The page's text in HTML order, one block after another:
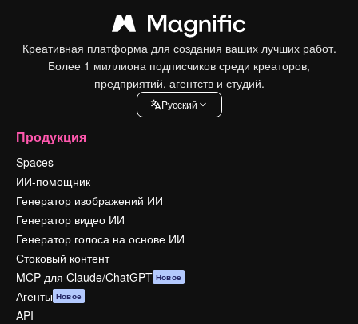
Креативная платформа для создания ваших лучших работ.
Более 1 миллиона подписчиков среди креаторов,
предприятий, агентств и студий.
Pусский
Продукция
Spaces
ИИ-помощник
Генератор изображений ИИ
Генератор видео ИИ
Генератор голоса на основе ИИ
Стоковый контент
MCP для Claude/ChatGPT Новое
Агенты Новое
API